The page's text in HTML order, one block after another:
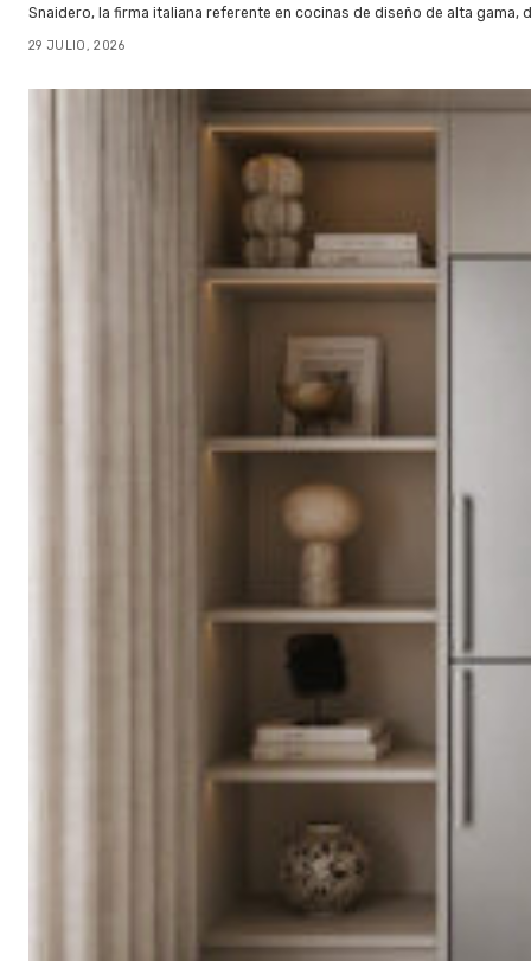
Snaidero, la firma italiana referente en cocinas de diseño de alta gama,
29 JULIO, 2026